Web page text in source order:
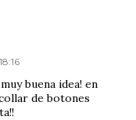
buena idea! en
de botones